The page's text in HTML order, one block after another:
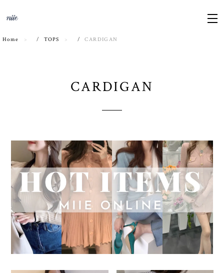
Home TOPS CARDIGAN
CARDIGAN